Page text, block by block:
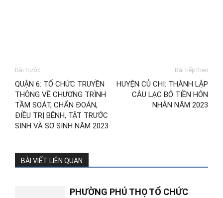
Bài trước
QUẬN 6: TỔ CHỨC TRUYỀN
THÔNG VỀ CHƯƠNG TRÌNH
TẦM SOÁT, CHẨN ĐOÁN,
ĐIỀU TRỊ BỆNH, TẬT TRƯỚC
SINH VÀ SƠ SINH NĂM 2023
Bài tiếp theo
HUYỆN CỦ CHI: THÀNH LẬP
CÂU LẠC BỘ TIỀN HÔN
NHÂN NĂM 2023
BÀI VIẾT LIÊN QUAN
PHƯỜNG PHÚ THỌ TỔ CHỨC